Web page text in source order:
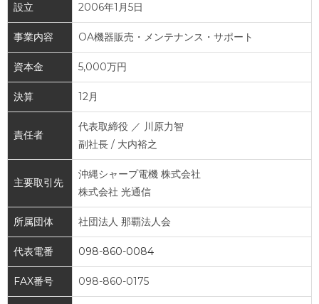
設立 2006年1月5日
事業内容 OA機器販売・メンテナンス・サポート
資本金 5,000万円
決算 12月
責任者
代表取締役 ／ 川原力智
副社長 / 大内裕之
主要取引先
沖縄シャープ電機 株式会社
株式会社 光通信
所属団体 社団法人 那覇法人会
代表電番 098-860-0084
FAX番号 098-860-0175